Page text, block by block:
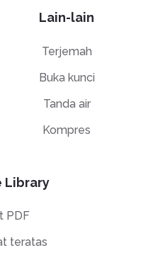
Lain-lain
Terjemah
Buka kunci
Tanda air
Kompres
Library
PDF
teratas